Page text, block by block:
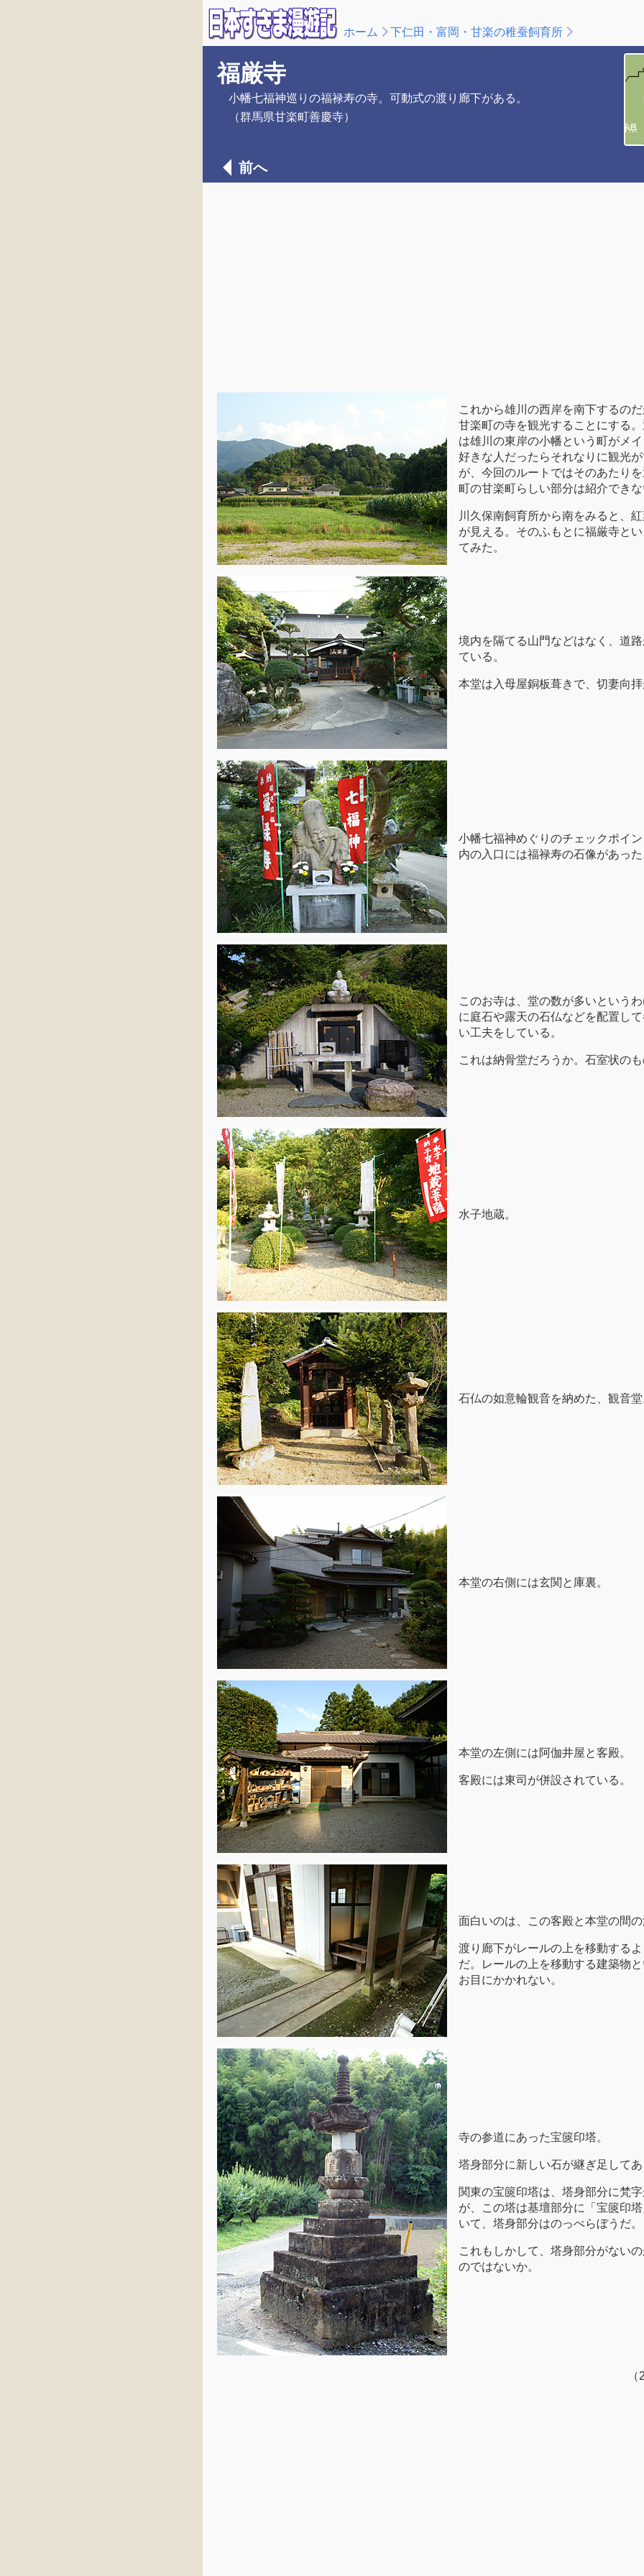
ホーム 下仁田・富岡・甘楽の稚蚕飼育所
福厳寺
小幡七福神巡りの福禄寿の寺。可動式の渡り廊下がある。
（群馬県甘楽町善慶寺）
前へ
これから雄川の西岸を南下するの
甘楽町の寺を観光することにする
は雄川の東岸の小幡という町がメ
好きな人だったらそれなりに観光
が、今回のルートではそのあたり
町の甘楽町らしい部分は紹介でき
川久保南飼育所から南をみると、
が見える。そのふもとに福厳寺と
てみた。
境内を隔てる山門などはなく、道
ている。
本堂は入母屋銅板葺きで、切妻向
小幡七福神めぐりのチェックポイ
内の入口には福禄寿の石像があっ
このお寺は、堂の数が多いという
に庭石や露天の石仏などを配置し
い工夫をしている。
これは納骨堂だろうか。石室状の
水子地蔵。
石仏の如意輪観音を納めた、観音
本堂の右側には玄関と庫裏。
本堂の左側には阿伽井屋と客殿。
客殿には東司が併設されている。
面白いのは、この客殿と本堂の間
渡り廊下がレールの上を移動する
だ。レールの上を移動する建築物
お目にかかれない。
寺の参道にあった宝篋印塔。
塔身部分に新しい石が継ぎ足して
関東の宝篋印塔は、塔身部分に梵
が、この塔は基壇部分に「宝篋印
いて、塔身部分はのっぺらぼうだ。
これもしかして、塔身部分がない
のではないか。